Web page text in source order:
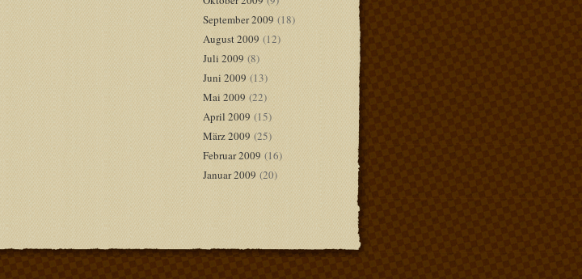
September 2009(18)
August 2009(12)
Juli 2009(8)
Juni 2009(13)
Mai 2009(22)
April 2009 (15)
März 2009(25)
Februar 2009(16)
Januar 2009 (20)